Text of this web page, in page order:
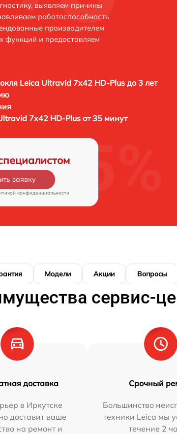
выявляем причины
работоспособность
производителем
функций и предоставляем
Leica Ultravid 7x42 HD-Plus до 3 лет
7x42 HD-Plus от 35 минут
заявку
конфиденциальности
Модели Акции Вопросы
сервис-
доставка
в Иркутске
доставит ваше
на ремонт и
Срочный
Большинство
техники Leica мы
течение 2